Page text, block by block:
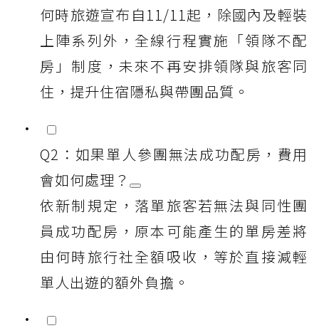
何時旅遊宣布自11/11起，除國內及輕裝
上陣系列外，全線行程實施「領隊不配
房」制度，未來不再安排領隊與旅客同
住，提升住宿隱私與帶團品質。
Q2：如果單人參團無法成功配房，費用
會如何處理？
依新制規定，落單旅客若無法與同性團
員成功配房，原本可能產生的單房差將
由何時旅行社全額吸收，等於直接減輕
單人出遊的額外負擔。